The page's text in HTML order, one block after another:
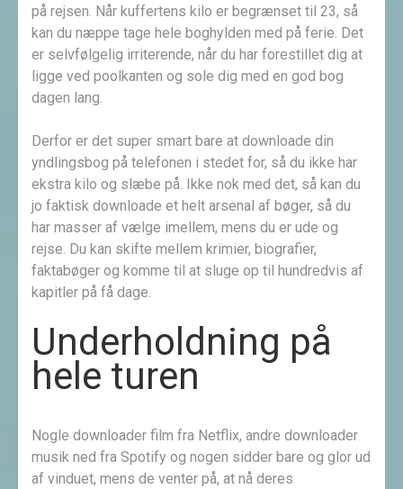
på rejsen. Når kuffertens kilo er begrænset til 23, så
kan du næppe tage hele boghylden med på ferie. Det
er selvfølgelig irriterende, når du har forestillet dig at
ligge ved poolkanten og sole dig med en god bog
dagen lang.
Derfor er det super smart bare at downloade din
yndlingsbog på telefonen i stedet for, så du ikke har
ekstra kilo og slæbe på. Ikke nok med det, så kan du
jo faktisk downloade et helt arsenal af bøger, så du
har masser af vælge imellem, mens du er ude og
rejse. Du kan skifte mellem krimier, biografier,
faktabøger og komme til at sluge op til hundredvis af
kapitler på få dage.
Underholdning på
hele turen
Nogle downloader film fra Netflix, andre downloader
musik ned fra Spotify og nogen sidder bare og glor ud
af vinduet, mens de venter på, at nå deres